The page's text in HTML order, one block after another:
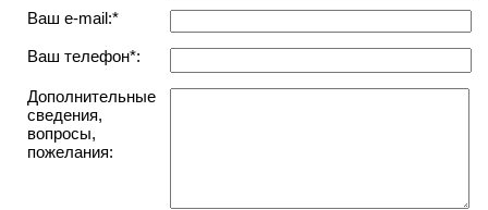
Ваш e-mail:*
Ваш телефон*:
Дополнительные
сведения,
вопросы,
пожелания: